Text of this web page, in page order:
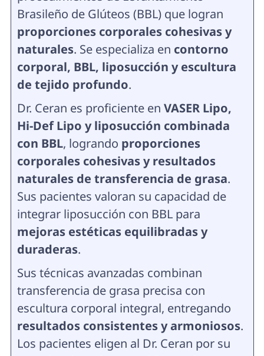
Brasileño de Glúteos (BBL) que logran
proporciones corporales cohesivas y
naturales. Se especializa en contorno
corporal, BBL, liposucción y escultura
de tejido profundo.
Dr. Ceran es proficiente en VASER Lipo,
Hi-Def Lipo y liposucción combinada
con BBL, logrando proporciones
corporales cohesivas y resultados
naturales de transferencia de grasa.
Sus pacientes valoran su capacidad de
integrar liposucción con BBL para
mejoras estéticas equilibradas y
duraderas.
Sus técnicas avanzadas combinan
transferencia de grasa precisa con
escultura corporal integral, entregando
resultados consistentes y armoniosos.
Los pacientes eligen al Dr. Ceran por su